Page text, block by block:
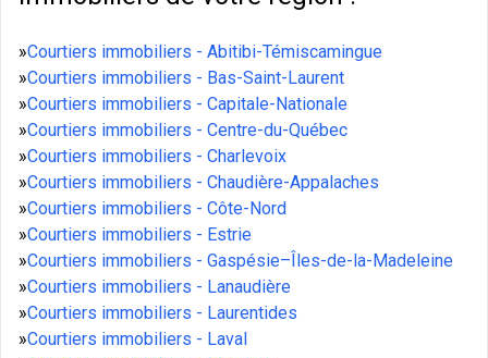
»Courtiers immobiliers - Abitibi-Témiscamingue
»Courtiers immobiliers - Bas-Saint-Laurent
»Courtiers immobiliers - Capitale-Nationale
»Courtiers immobiliers - Centre-du-Québec
»Courtiers immobiliers - Charlevoix
»Courtiers immobiliers - Chaudière-Appalaches
»Courtiers immobiliers - Côte-Nord
»Courtiers immobiliers - Estrie
»Courtiers immobiliers - Gaspésie–Îles-de-la-Madeleine
»Courtiers immobiliers - Lanaudière
»Courtiers immobiliers - Laurentides
»Courtiers immobiliers - Laval